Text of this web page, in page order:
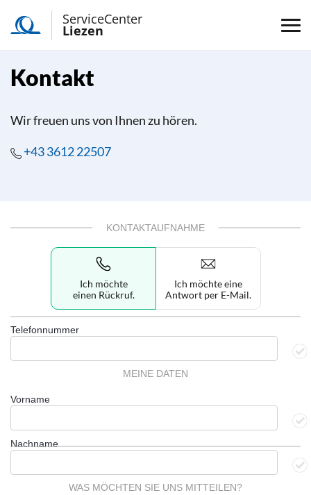
ServiceCenter
Liezen
Kontakt
Wir freuen uns von Ihnen zu hören.
+43 3612 22507
KONTAKTAUFNAHME
Ich möchte
einen Rückruf.
Ich möchte eine
Antwort per E-Mail.
Telefonnummer
MEINE DATEN
Vorname
Nachname
WAS MÖCHTEN SIE UNS MITTEILEN?